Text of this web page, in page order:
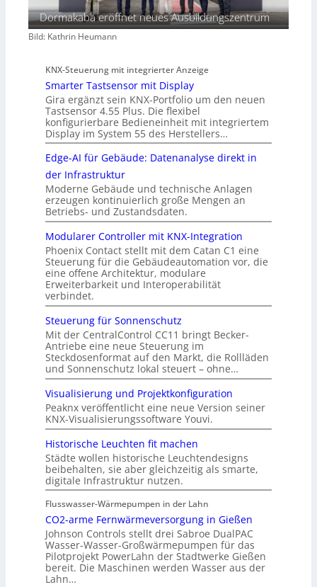
Dormakaba eröffnet neues Ausbildungszentrum
Bild: Kathrin Heumann
KNX-Steuerung mit integrierter Anzeige
Smarter Tastsensor mit Display
Gira ergänzt sein KNX-Portfolio um den neuen
Tastsensor 4.55 Plus. Die flexibel
konfigurierbare Bedieneinheit mit integriertem
Display im System 55 des Herstellers…
Edge-AI für Gebäude: Datenanalyse direkt in
der Infrastruktur
Moderne Gebäude und technische Anlagen
erzeugen kontinuierlich große Mengen an
Betriebs- und Zustandsdaten.
Modularer Controller mit KNX-Integration
Phoenix Contact stellt mit dem Catan C1 eine
Steuerung für die Gebäudeautomation vor, die
eine offene Architektur, modulare
Erweiterbarkeit und Interoperabilität
verbindet.
Steuerung für Sonnenschutz
Mit der CentralControl CC11 bringt Becker-
Antriebe eine neue Steuerung im
Steckdosenformat auf den Markt, die Rollläden
und Sonnenschutz lokal steuert – ohne…
Visualisierung und Projektkonfiguration
Peaknx veröffentlicht eine neue Version seiner
KNX-Visualisierungssoftware Youvi.
Historische Leuchten fit machen
Städte wollen historische Leuchtendesigns
beibehalten, sie aber gleichzeitig als smarte,
digitale Infrastruktur nutzen.
Flusswasser-Wärmepumpen in der Lahn
CO2-arme Fernwärmeversorgung in Gießen
Johnson Controls stellt drei Sabroe DualPAC
Wasser-Wasser-Großwärmepumpen für das
Pilotprojekt PowerLahn der Stadtwerke Gießen
bereit. Die Maschinen werden Wasser aus der
Lahn…